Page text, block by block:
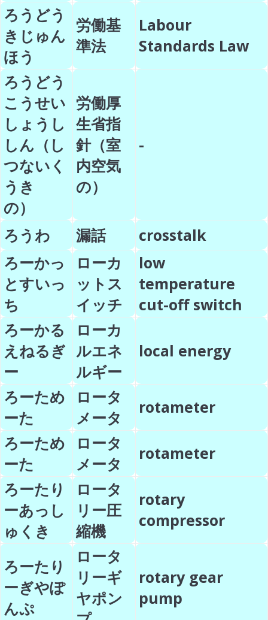
ろうどう
きじゅん
ほう
労働基
準法
Labour
Standards Law
ろうどう
こうせい
しょうし
しん（し
つないく
うき
の）
労働厚
生省指
針（室
内空気
の）
-
ろうわ 漏話
crosstalk
ろーかっ
とすいっ
ち
ローカ
ットス
イッチ
low
temperature
cut-off switch
ろーかる
えねるぎ
ー
ローカ
ルエネ
ルギー
local energy
ろーため
ーた
ロータ
メータ
rotameter
ろーため
ーた
ロータ
メータ
rotameter
ろーたり
ーあっし
ゅくき
ロータ
リー圧
縮機
rotary
compressor
ろーたり
ーぎやぽ
んぷ
ロータ
リーギ
ヤポン
rotary gear
pump